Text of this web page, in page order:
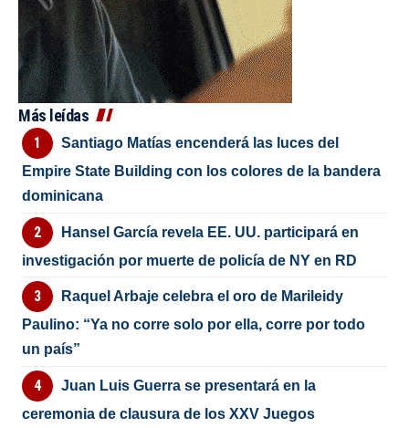
Más leídas
Santiago Matías encenderá las luces del
Empire State Building con los colores de la bandera
dominicana
Hansel García revela EE. UU. participará en
investigación por muerte de policía de NY en RD
Raquel Arbaje celebra el oro de Marileidy
Paulino: “Ya no corre solo por ella, corre por todo
un país”
Juan Luis Guerra se presentará en la
ceremonia de clausura de los XXV Juegos